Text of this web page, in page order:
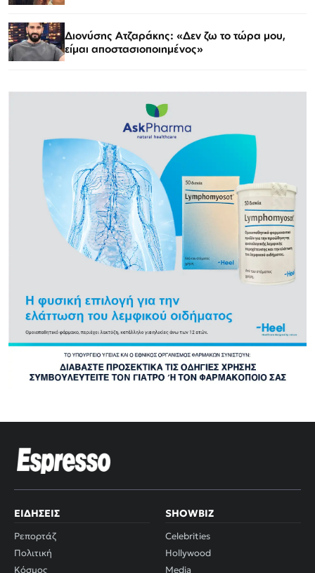
Διονύσης Ατζαράκης: «Δεν ζω το τώρα μου,
είμαι αποστασιοποιημένος»
ΕΙΔΉΣΕΙΣ
Ρεπορτάζ
Πολιτική
Κόσμος
SHOWBIZ
Celebrities
Hollywood
Media